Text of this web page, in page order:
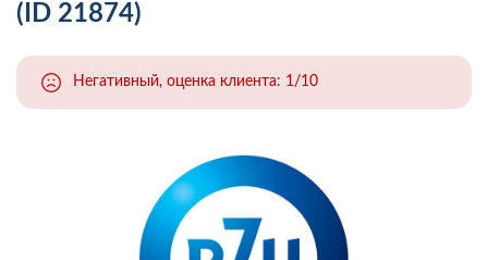
(ID 21874)
Негативный, оценка клиента: 1/10